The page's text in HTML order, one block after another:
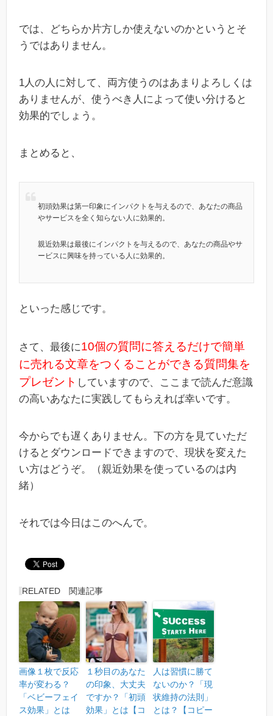
では、どちらか片方しか使えないのかというとそ
うではありません。
1人の人に対して、両方使うのはあまりよろしくは
ありませんが、使うべき人によって使い分けると
効果的でしょう。
まとめると、
初頭効果は第一印象にインパクトを与えるので、あなたの商品
やサービスを全く知らない人に効果的。
親近効果は最後にインパクトを与えるので、あなたの商品やサ
ービスに興味を持っている人に効果的。
といった感じです。
さて、最後に10個の質問に答えるだけで簡単
に売れる文章をつくることができる質問集を
プレゼント していますので、ここまで読んだ意識
の高いあなたに実践してもらえれば幸いです。
今からでも遅くありません。下の方を見ていただ
けるとダウンロードできますので、現状を変えた
い方はどうぞ。（親近効果を使っているのは内
緒）
それでは今日はこのへんで。
RELATED 関連記事
画像１枚で反応
率が変わる？
「ベビーフェイ
ス効果」とは
１秒目のあなた
の印象、大丈夫
ですか？「初頭
効果」とは【コ
人は習慣に勝て
ないのか？「現
状維持の法則」
とは？【コピー